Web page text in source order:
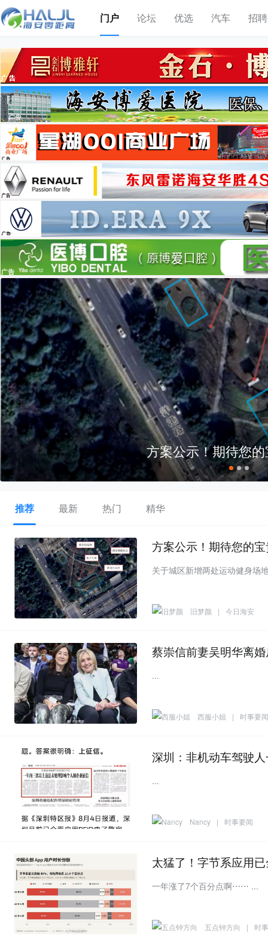
门户 论坛 优选 汽车 招聘
方案公示！期待您
推荐 最新 热门 精华
方案公示！期待您的
旧梦颜 | 今日海安
蔡崇信前妻吴明华离
...
西服小姐 | 时事要闻
深圳：非机动车驾驶
...
Nancy | 时事要闻
太猛了！字节系应用
一年涨了7个百分点啊⋯⋯ ...
五点钟方向 | 时